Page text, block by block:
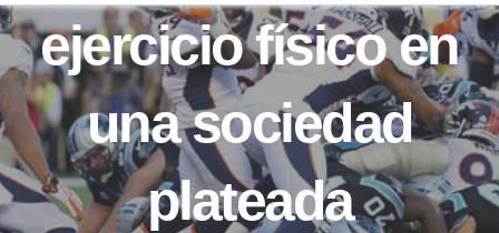
ejercicio físico en
una sociedad
plateada